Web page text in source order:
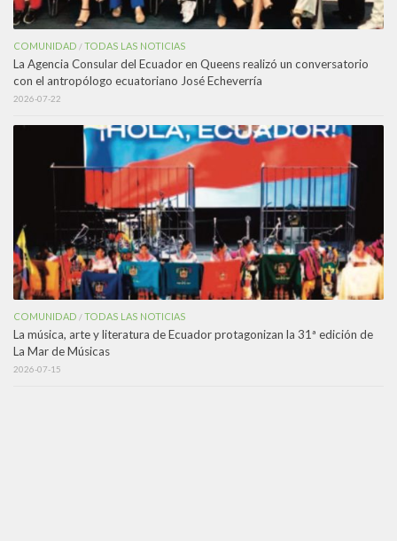
COMUNIDAD /TODAS LAS NOTICIAS
La Agencia Consular del Ecuador en Queens realizó un conversatorio
con el antropólogo ecuatoriano José Echeverría
2026-07-22
COMUNIDAD /TODAS LAS NOTICIAS
La música, arte y literatura de Ecuador protagonizan la 31ª edición de
La Mar de Músicas
2026-07-15